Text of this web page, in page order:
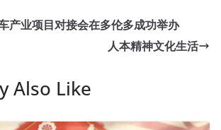
产业项目对接会在多伦多成功举办
人本精神文化生活
Also Like